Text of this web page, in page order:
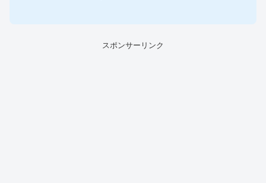
スポンサーリンク